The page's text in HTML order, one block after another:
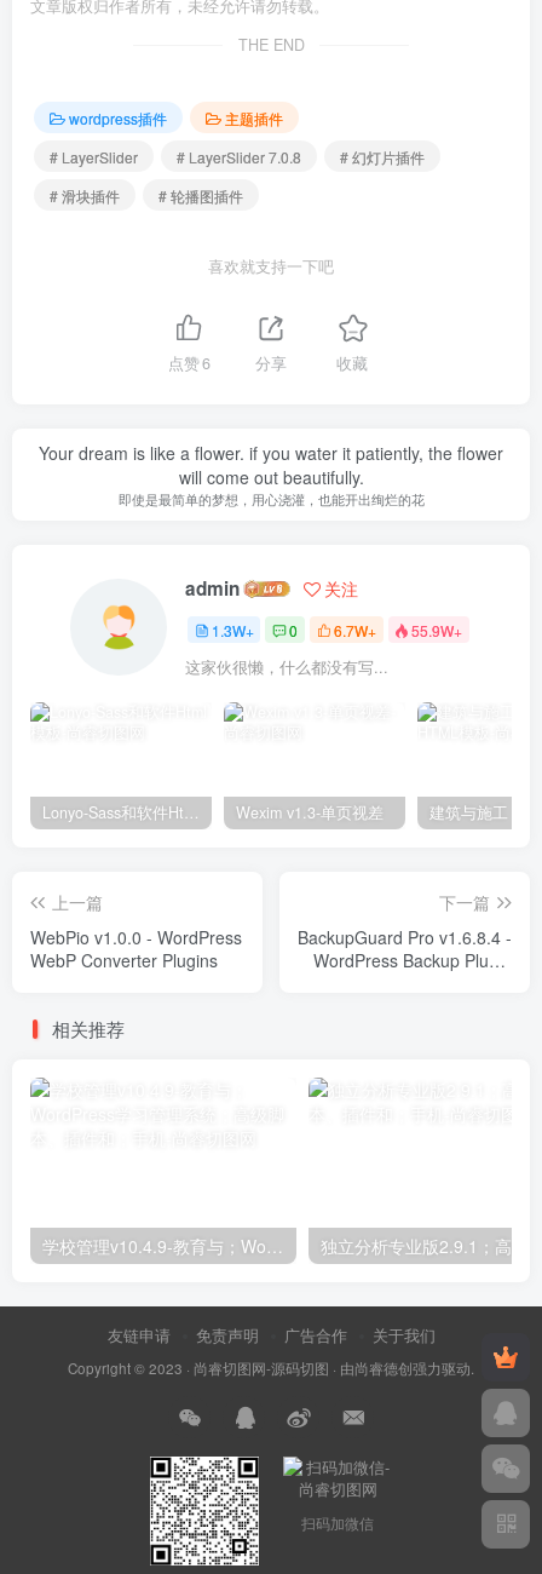
文章版权归作者所有，未经允许请勿转载。
THE END
wordpress插件
主题插件
# LayerSlider
# LayerSlider 7.0.8
# 幻灯片插件
# 滑块插件
# 轮播图插件
喜欢就支持一下吧
点赞6 分享 收藏
Your dream is like a flower. if you water it patiently, the flower
will come out beautifully.
即使是最简单的梦想，用心浇灌，也能开出绚烂的花
admin 关注
1.3W+ 0 6.7W+ 55.9W+
这家伙很懒，什么都没有写...
Lonyo-Sass和软件Html模板 Wexim v1.3-单页视差
上一篇
WebPio v1.0.0 - WordPress
WebP Converter Plugins
下一篇
BackupGuard Pro v1.6.8.4 -
WordPress Backup Plugin
相关推荐
学校管理v10.4.9-教育与；WordPress学习管理系统；高级脚本、插件和；手机
友链申请 免责声明 广告合作 关于我们
Copyright © 2023 · 尚睿切图网-源码切图 · 由尚睿德创强力驱动.
扫码加微信